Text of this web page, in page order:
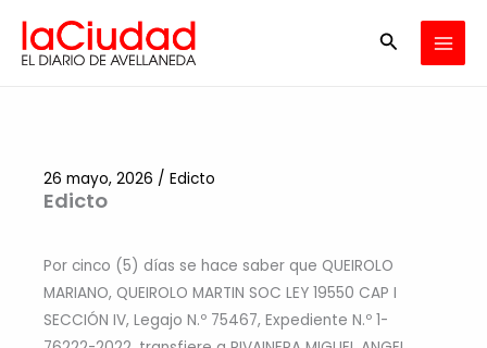
contenido
Buscar
Edicto
26 mayo, 2026 / Edicto
Por cinco (5) días se hace saber que QUEIROLO
MARIANO, QUEIROLO MARTIN SOC LEY 19550 CAP I
SECCIÓN IV, Legajo N.º 75467, Expediente N.º 1-